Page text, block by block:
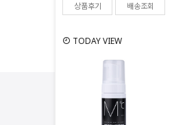
상품후기
배송조회
TODAY VIEW